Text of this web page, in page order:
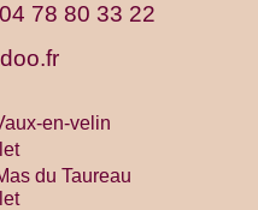
78 80 33 22
en-velin
du Taureau